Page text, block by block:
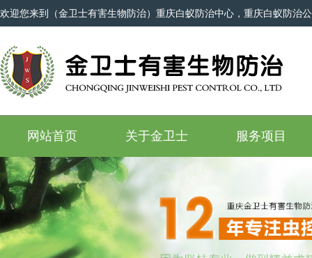
欢迎您来到（金卫士有害生物防治）重庆白蚁防治中心，重庆白蚁防治
网站首页 关于金卫士 服务项目